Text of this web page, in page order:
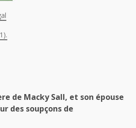
de Macky Sall, et son épouse
des soupçons de